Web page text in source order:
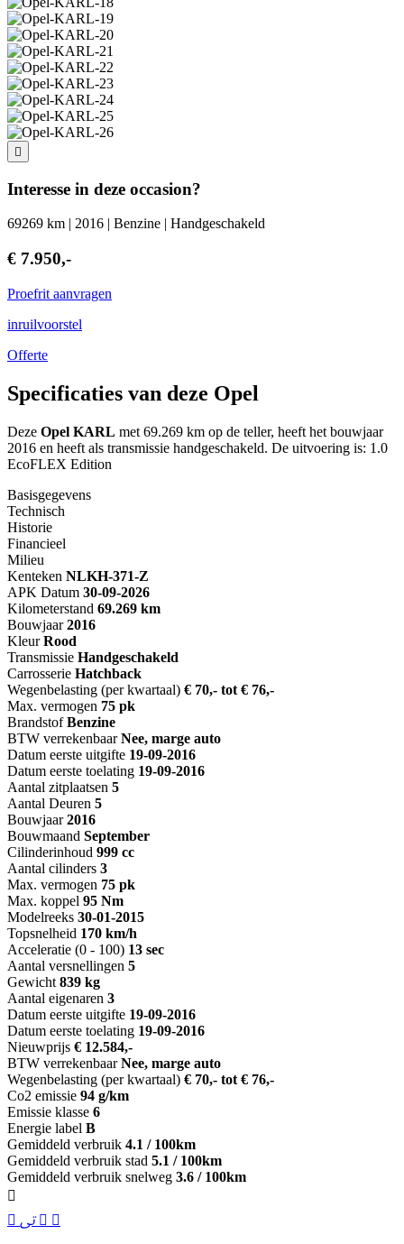
Interesse in deze occasion?
69269 km | 2016 | Benzine | Handgeschakeld
€ 7.950,-
Proefrit aanvragen
inruilvoorstel
Offerte
Specificaties van deze Opel
Deze Opel KARL met 69.269 km op de teller, heeft het bouwjaar
2016 en heeft als transmissie handgeschakeld. De uitvoering is: 1.0
EcoFLEX Edition
Basisgegevens
Technisch
Historie
Financieel
Milieu
Kenteken NLKH-371-Z
APK Datum 30-09-2026
Kilometerstand 69.269 km
Bouwjaar 2016
Kleur Rood
Transmissie Handgeschakeld
Carrosserie Hatchback
Wegenbelasting (per kwartaal) € 70,- tot € 76,-
Max. vermogen 75 pk
Brandstof Benzine
BTW verrekenbaar Nee, marge auto
Datum eerste uitgifte 19-09-2016
Datum eerste toelating 19-09-2016
Aantal zitplaatsen 5
Aantal Deuren 5
Bouwjaar 2016
Bouwmaand September
Cilinderinhoud 999 cc
Aantal cilinders 3
Max. vermogen 75 pk
Max. koppel 95 Nm
Modelreeks 30-01-2015
Topsnelheid 170 km/h
Acceleratie (0 - 100) 13 sec
Aantal versnellingen 5
Gewicht 839 kg
Aantal eigenaren 3
Datum eerste uitgifte 19-09-2016
Datum eerste toelating 19-09-2016
Nieuwprijs € 12.584,-
BTW verrekenbaar Nee, marge auto
Wegenbelasting (per kwartaal) € 70,- tot € 76,-
Co2 emissie 94 g/km
Emissie klasse 6
Energie label B
Gemiddeld verbruik 4.1 / 100km
Gemiddeld verbruik stad 5.1 / 100km
Gemiddeld verbruik snelweg 3.6 / 100km